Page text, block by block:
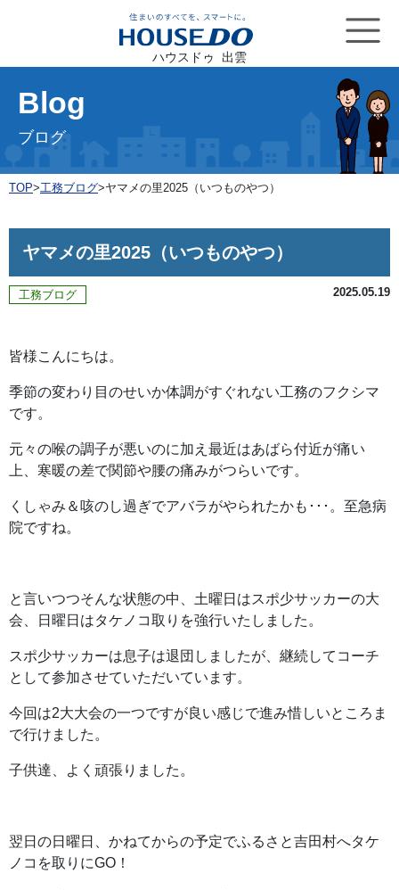
ハウスドゥ 出雲
Blog
ブログ
TOP>工務ブログ>ヤマメの里2025（いつものやつ）
ヤマメの里2025（いつものやつ）
工務ブログ 2025.05.19
皆様こんにちは。
季節の変わり目のせいか体調がすぐれない工務のフクシマ
です。
元々の喉の調子が悪いのに加え最近はあばら付近が痛い
上、寒暖の差で関節や腰の痛みがつらいです。
くしゃみ＆咳のし過ぎでアバラがやられたかも･･･。至急病
院ですね。
と言いつつそんな状態の中、土曜日はスポ少サッカーの大
会、日曜日はタケノコ取りを強行いたしました。
スポ少サッカーは息子は退団しましたが、継続してコーチ
として参加させていただいています。
今回は2大大会の一つですが良い感じで進み惜しいところま
で行けました。
子供達、よく頑張りました。
翌日の日曜日、かねてからの予定でふるさと吉田村へタケ
ノコを取りにGO！